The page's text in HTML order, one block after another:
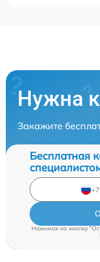
Нужна
Закажите
Бесплатная
Нажимая на кнопку